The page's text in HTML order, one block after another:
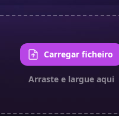
Carregar ficheiro
Arraste e largue aqui